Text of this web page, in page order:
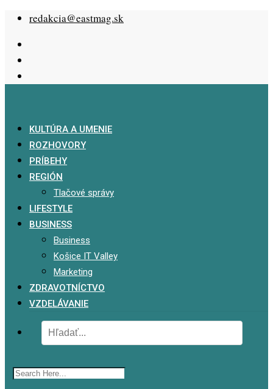
Skip
content
redakcia@eastmag.sk
KULTÚRA A UMENIE
ROZHOVORY
PRÍBEHY
REGIÓN
Tlačové správy
LIFESTYLE
BUSINESS
Business
Košice IT Valley
Marketing
ZDRAVOTNÍCTVO
VZDELÁVANIE